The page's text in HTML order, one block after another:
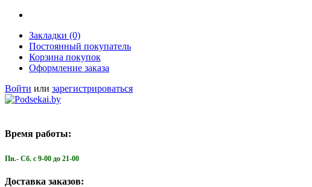
Закладки (0)
Постоянный покупатель
Корзина покупок
Оформление заказа
Войти или зарегистрироваться
Время работы:
Пн.- Cб. с 9-00 до 21-00
Доставка заказов: